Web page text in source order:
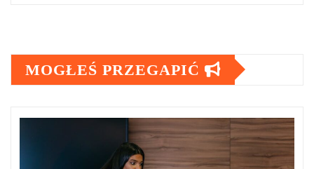
MOGŁEŚ PRZEGAPIĆ